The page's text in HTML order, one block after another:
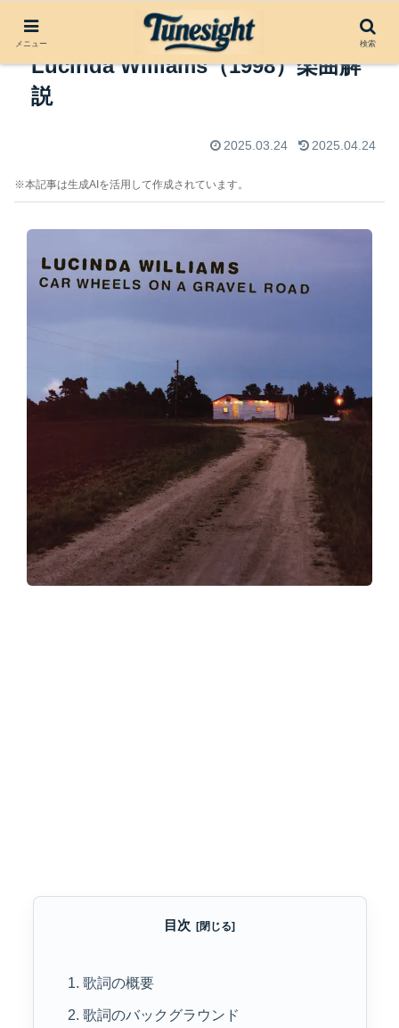
Car Wheels on a Gravel Road by
Lucinda Williams（1998）楽曲解
説
2025.03.24 2025.04.24
※本記事は生成AIを活用して作成されています。
目次
1. 歌詞の概要
2. 歌詞のバックグラウンド
メニュー 検索